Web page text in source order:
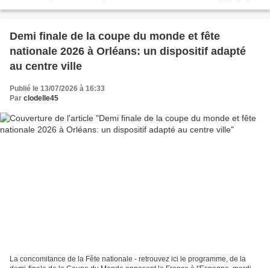
Demi finale de la coupe du monde et fête
nationale 2026 à Orléans: un dispositif adapté
au centre ville
Publié le 13/07/2026 à 16:33
Par clodelle45
La concomitance de la Fête nationale - retrouvez ici le programme, de la